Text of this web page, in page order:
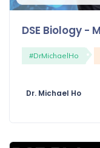
DSE Biology -
#DrMichaelHo
Dr. Michael Ho